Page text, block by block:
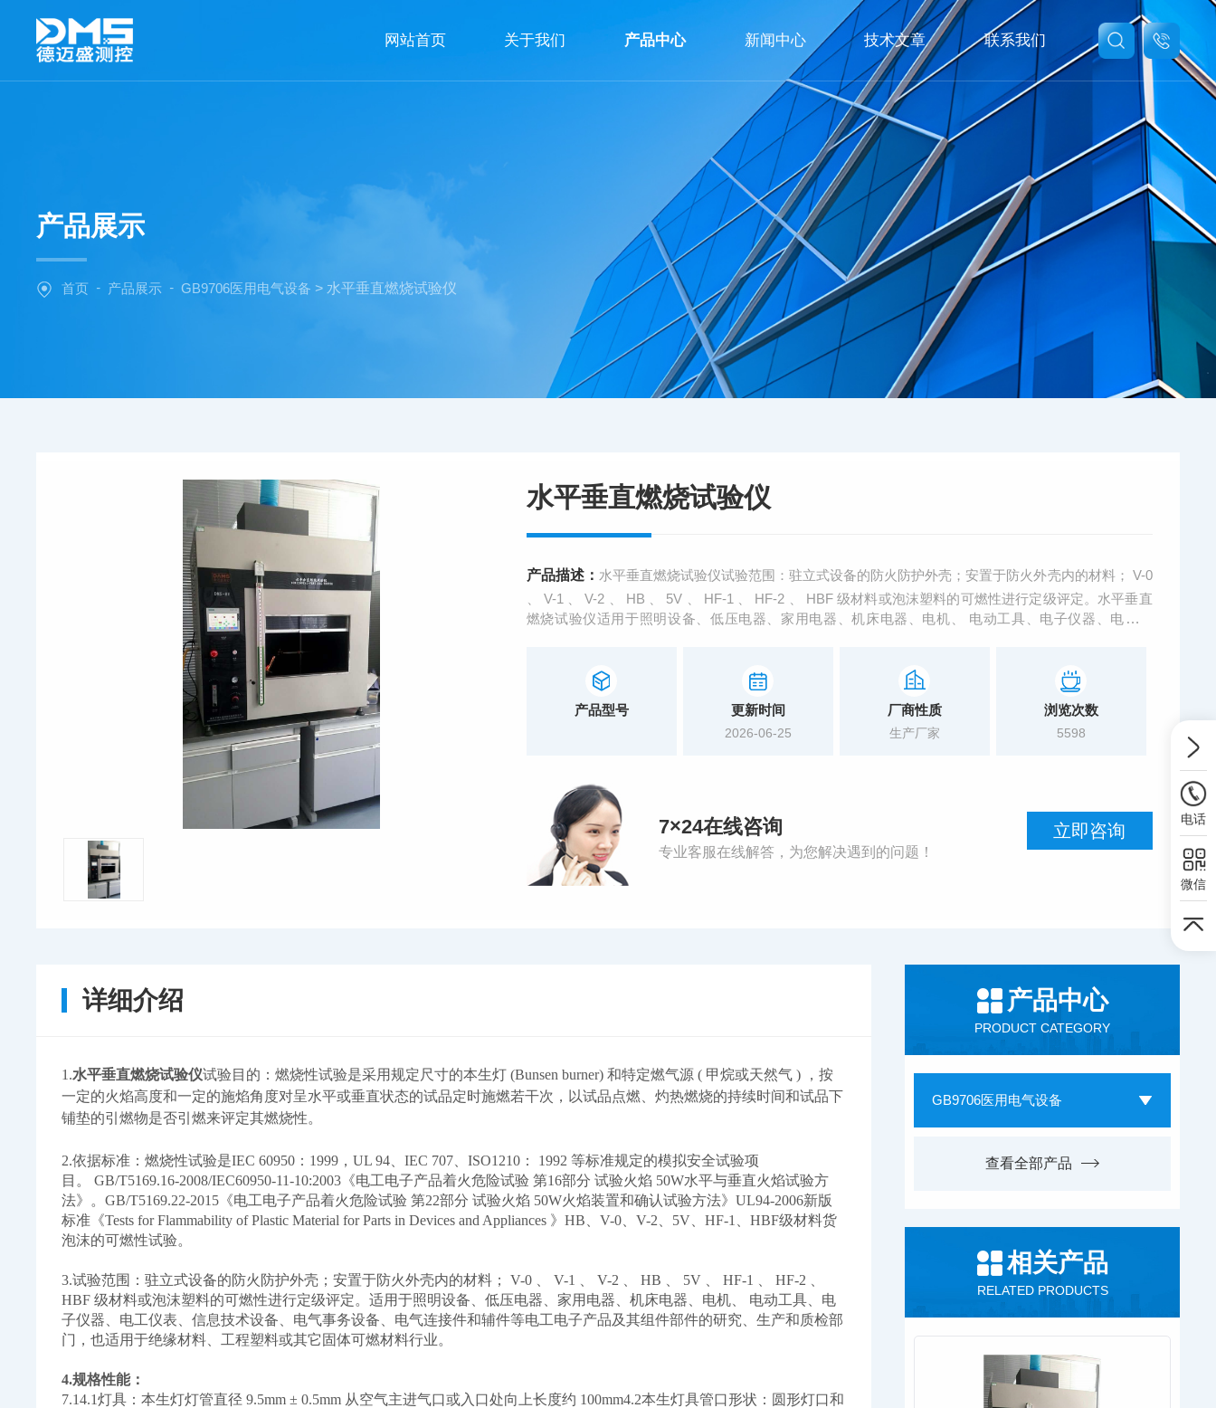
网站首页 关于我们 产品中心 新闻中心 技术文章 联系我们
联系我们
在线留言
产品展示
首页 - 产品展示 - GB9706医用电气设备 > 水平垂直燃烧试验仪
水平垂直燃烧试验仪
产品描述： 水平垂直燃烧试验仪试验范围：驻立式设备的防火防护外壳；安置于防火外壳内的材料； V-0
、 V-1 、 V-2 、 HB 、 5V 、 HF-1 、 HF-2 、 HBF 级材料或泡沫塑料的可燃性进行定级评定。水平垂直
燃烧试验仪适用于照明设备、低压电器、家用电器、机床电器、电机、 电动工具、电子仪器、电工仪
产品型号 更新时间
2026-06-25
厂商性质
生产厂家
浏览次数
5598
7×24在线咨询
专业客服在线解答，为您解决遇到的问题！
立即咨询
产品中心
PRODUCT CATEGORY
GB9706医用电气设备
查看全部产品
相关产品
RELATED PRODUCTS
详细介绍
1.水平垂直燃烧试验仪试验目的：燃烧性试验是采用规定尺寸的本生灯 (Bunsen burner) 和特定燃气源 ( 甲烷或天然气 ) ，按
一定的火焰高度和一定的施焰角度对呈水平或垂直状态的试品定时施燃若干次，以试品点燃、灼热燃烧的持续时间和试品下
铺垫的引燃物是否引燃来评定其燃烧性。
2.依据标准：燃烧性试验是IEC 60950：1999，UL 94、IEC 707、ISO1210： 1992 等标准规定的模拟安全试验项
目。 GB/T5169.16-2008/IEC60950-11-10:2003《电工电子产品着火危险试验 第16部分 试验火焰 50W水平与垂直火焰试验方
法》。GB/T5169.22-2015《电工电子产品着火危险试验 第22部分 试验火焰 50W火焰装置和确认试验方法》UL94-2006新版
标准《Tests for Flammability of Plastic Material for Parts in Devices and Appliances 》HB、V-0、V-2、5V、HF-1、HBF级材料货
泡沫的可燃性试验。
3.试验范围：驻立式设备的防火防护外壳；安置于防火外壳内的材料；
V-0 、 V-1 、 V-2 、 HB 、 5V 、 HF-1 、 HF-2 、
HBF 级材料或泡沫塑料的可燃性进行定级评定。适用于照明设备、低压电器、家用电器、机床电器、电机、 电动工具、电
子仪器、电工仪表、信息技术设备、电气事务设备、电气连接件和辅件等电工电子产品及其组件部件的研究、生产和质检部
门，也适用于绝缘材料、工程塑料或其它固体可燃材料行业。
4.规格性能：
7.14.1灯具：本生灯灯管直径 9.5mm ± 0.5mm 从空气主进气口或入口处向上长度约 100mm4.2本生灯具管口形状：圆形灯口和
电话
微信